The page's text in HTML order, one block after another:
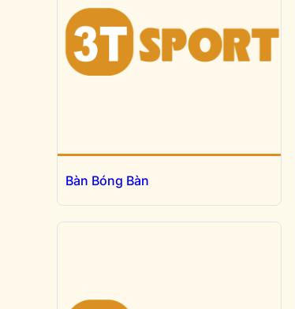
Bàn Bóng Bàn